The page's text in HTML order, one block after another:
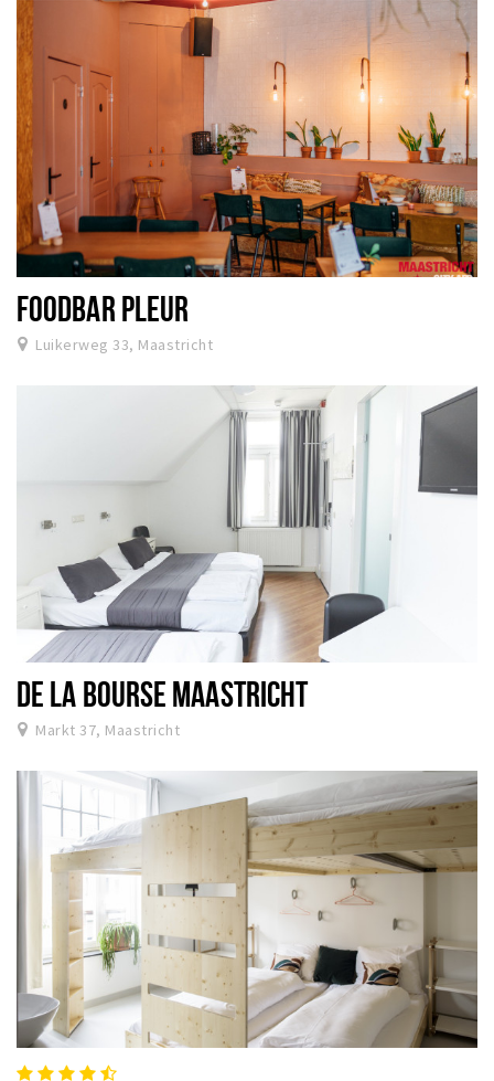
FOODBAR PLEUR
Luikerweg 33, Maastricht
DE LA BOURSE MAASTRICHT
Markt 37, Maastricht